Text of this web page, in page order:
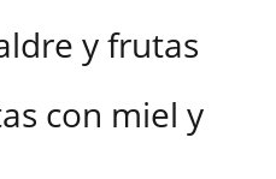
y frutas
con miel y